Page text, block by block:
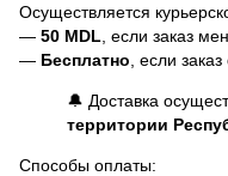
Осуществляется
— 50 MDL , если заказ
— Бесплатно , если
🔔 Доставка
территории
Способы оплаты: